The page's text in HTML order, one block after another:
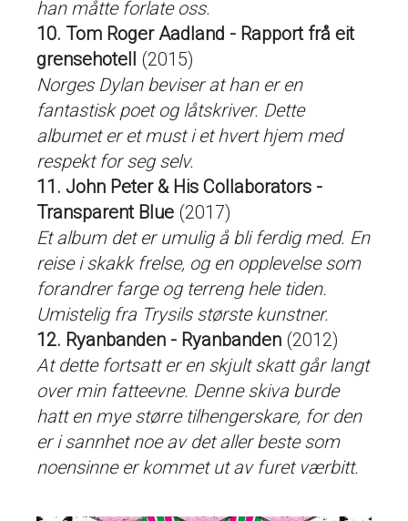
han måtte forlate oss.
10. Tom Roger Aadland - Rapport frå eit
grensehotell (2015)
Norges Dylan beviser at han er en
fantastisk poet og låtskriver. Dette
albumet er et must i et hvert hjem med
respekt for seg selv.
11. John Peter & His Collaborators -
Transparent Blue (2017)
Et album det er umulig å bli ferdig med. En
reise i skakk frelse, og en opplevelse som
forandrer farge og terreng hele tiden.
Umistelig fra Trysils største kunstner.
12. Ryanbanden - Ryanbanden (2012)
At dette fortsatt er en skjult skatt går langt
over min fatteevne. Denne skiva burde
hatt en mye større tilhengerskare, for den
er i sannhet noe av det aller beste som
noensinne er kommet ut av furet værbitt.